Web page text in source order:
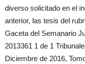
diverso solicitado en el
anterior, las tesis del
Gaceta del Semanario
2013361 1 de 1
Diciembre de 2016,